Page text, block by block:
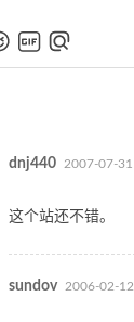
dnj440 2007-07-31
这个站还不错。
sundov 2006-02-12